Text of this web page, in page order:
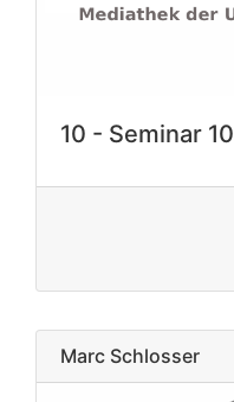
10 - Seminar 10
Marc Schlosser